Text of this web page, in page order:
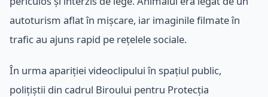
autoturism aflat în mișcare, iar imaginile filmate în
trafic au ajuns rapid pe rețelele sociale.
În urma apariției videoclipului în spațiul public,
polițiștii din cadrul Biroului pentru Protecția